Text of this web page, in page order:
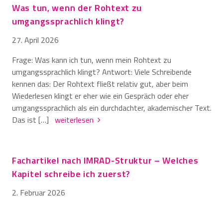
Was tun, wenn der Rohtext zu
umgangssprachlich klingt?
27. April 2026
Frage: Was kann ich tun, wenn mein Rohtext zu
umgangssprachlich klingt? Antwort: Viele Schreibende
kennen das: Der Rohtext fließt relativ gut, aber beim
Wiederlesen klingt er eher wie ein Gespräch oder eher
umgangssprachlich als ein durchdachter, akademischer Text.
Das ist […] weiterlesen
Fachartikel nach IMRAD-Struktur – Welches
Kapitel schreibe ich zuerst?
2. Februar 2026